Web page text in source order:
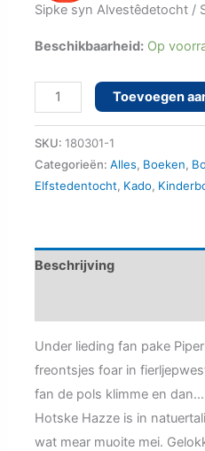
Sipke syn Alvestêdetocht /
Beschikbaarheid: Op
Sipke
leert
fierljeppen
aantal
Toevoegen
SKU: 180301-1
Categorieën: Alles, Boeken,
Elfstedentocht, Kado,
Beschrijving
Under lieding fan pake
freontsjes foar in
fan de pols klimme en
Hotske Hazze is in
wat mear muoite mei.